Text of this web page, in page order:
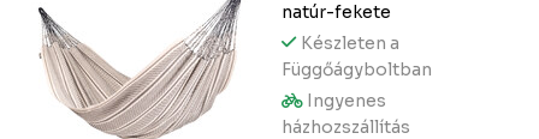
natúr-fekete
Készleten a
Függőágyboltban
Ingyenes
házhozszállítás